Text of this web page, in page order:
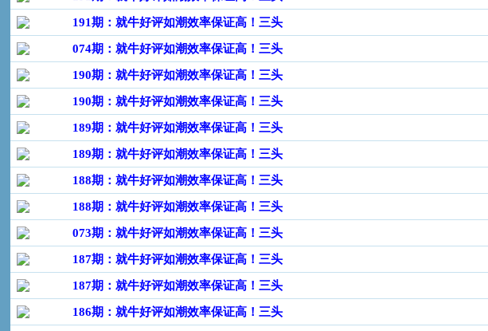
191期：就牛好评如潮效率保证高！三头
074期：就牛好评如潮效率保证高！三头
190期：就牛好评如潮效率保证高！三头
190期：就牛好评如潮效率保证高！三头
189期：就牛好评如潮效率保证高！三头
189期：就牛好评如潮效率保证高！三头
188期：就牛好评如潮效率保证高！三头
188期：就牛好评如潮效率保证高！三头
073期：就牛好评如潮效率保证高！三头
187期：就牛好评如潮效率保证高！三头
187期：就牛好评如潮效率保证高！三头
186期：就牛好评如潮效率保证高！三头